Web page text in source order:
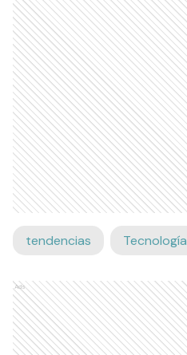
tendencias Tecnología
Ads